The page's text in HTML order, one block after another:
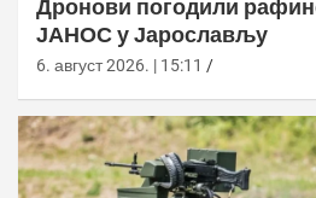
Дронови погодили
ЈАНОС у Јарослављу
6. август 2026. | 15:11